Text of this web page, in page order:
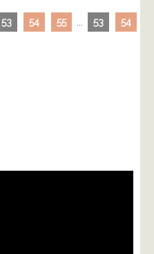
53 54 55 53 54